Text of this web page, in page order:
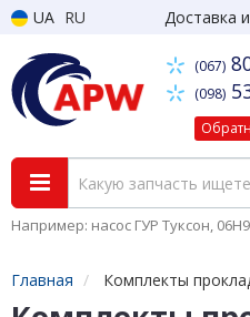
UA RU Доставка
(067)
(098)
Например: насос ГУР Туксон,
Главная Комплекты